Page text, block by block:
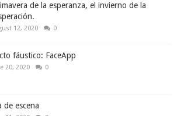
de la esperanza, el invierno de la
12, 2020 0
fáustico: FaceApp
20, 2020 0
de escena